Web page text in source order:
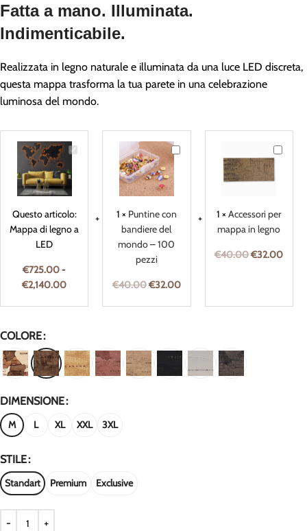
Fatta a mano. Illuminata.
Indimenticabile.
Realizzata in legno naturale e illuminata da una luce LED discreta,
questa mappa trasforma la tua parete in una celebrazione
luminosa del mondo.
Mappa
legno
a
LED
Questo articolo:
Mappa di legno a
LED
€725.00-
€2,140.00
Puntine
con
bandiere
del
100
1 × Puntine con
bandiere del
mondo – 100
pezzi
€40.00€32.00
per
mappa
1 ×Accessori per
mappa in legno
€40.00€32.00
COLORE
DIMENSIONE
M L XL XXL 3XL
STILE
Standart Premium Exclusive